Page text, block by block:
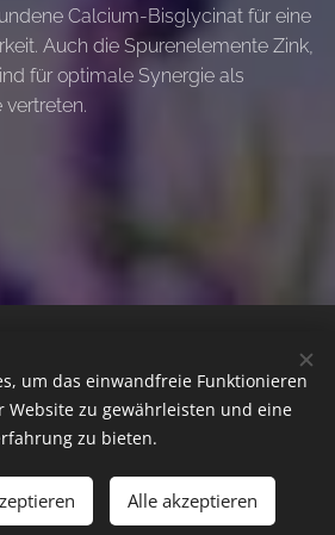
Calcium-Bisglycinat für eine
Auch die Spurenelemente Zink,
für optimale Synergie als
HINZUFÜGEN
um das einwandfreie Funktionieren
Website zu gewährleisten und eine
zu bieten.
Alle akzeptieren